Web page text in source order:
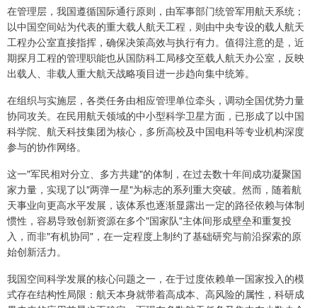
在管理层，我国遵循国际通行原则，由军事部门统管军用航天系统；
以中国空间站为代表的重大载人航天工程，则由中央专设的载人航天
工程办公室直接指挥，确保决策高效与执行有力。值得注意的是，近
期探月工程的管理职能也从国防科工局移交至载人航天办公室，反映
出载人、非载人重大航天战略项目进一步趋向集中统筹。
在组织与实施层，各类任务由相应管理单位牵头，调动全国优势力量
协同攻关。在民用航天领域的中小型科学卫星方面，已形成了以中国
科学院、航天科技集团为核心，多所高校及中国电科等专业机构深度
参与的协作网络。
这一"军民相对分立、多方共建"的体制，在过去数十年间成功凝聚国
家力量，实现了以"两弹一星"为标志的系列重大突破。然而，随着航
天事业向更高水平发展，该体系也逐渐显露出一定的路径依赖与体制
惯性，容易导致创新资源在多个"国家队"主体间形成壁垒和重复投
入，而非"有机协同"，在一定程度上制约了基础研究与前沿探索的原
始创新活力。
我国空间科学发展的核心问题之一，在于过度依赖单一国家投入的模
式存在结构性局限：航天本身就带着高成本、高风险的属性，科研成